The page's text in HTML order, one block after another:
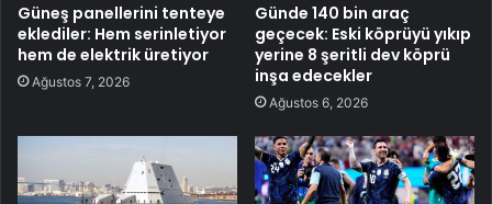
Güneş panellerini tenteye
eklediler: Hem serinletiyor
hem de elektrik üretiyor
Ağustos 7, 2026
Günde 140 bin araç
geçecek: Eski köprüyü yıkıp
yerine 8 şeritli dev köprü
inşa edecekler
Ağustos 6, 2026